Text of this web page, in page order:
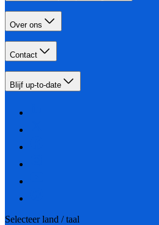
Over ons
Contact
Blijf up-to-date
Selecteer land / taal